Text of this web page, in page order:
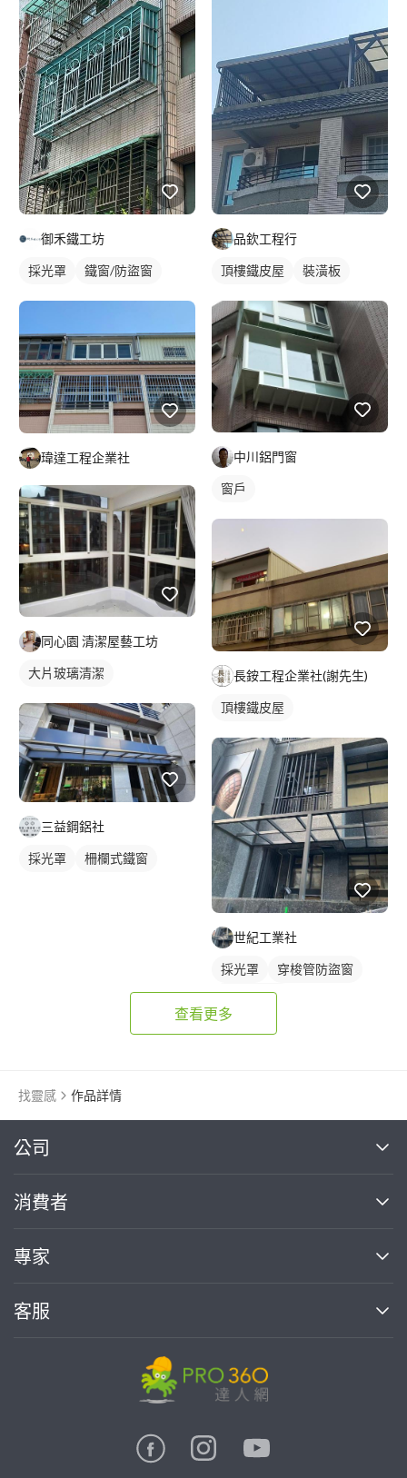
御禾鐵工坊
採光罩 鐵窗/防盜窗
瑋達工程企業社
同心園 清潔屋藝工坊
大片玻璃清潔
三益鋼鋁社
採光罩 柵欄式鐵窗
品欽工程行
頂樓鐵皮屋 裝潢板
中川鋁門窗
窗戶
長銨工程企業社(謝先生)
頂樓鐵皮屋
世紀工業社
採光罩
穿梭管防盜窗
活動式鐵窗
查看更多
找靈感 作品詳情
公司
關於我們
部落格
加入我們
消費者
買服務
熱門服務
專家
案件中心
客服
繼續完成